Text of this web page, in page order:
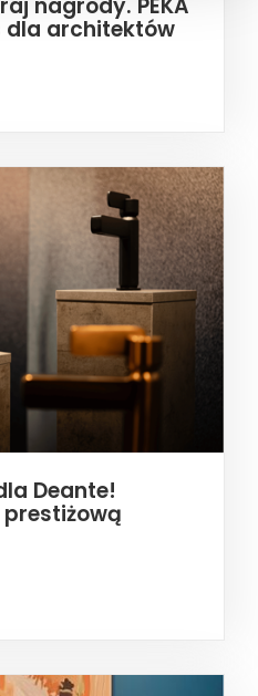
nagrody. PEKA
dla architektów
Deante!